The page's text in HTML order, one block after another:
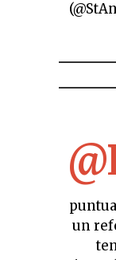
un